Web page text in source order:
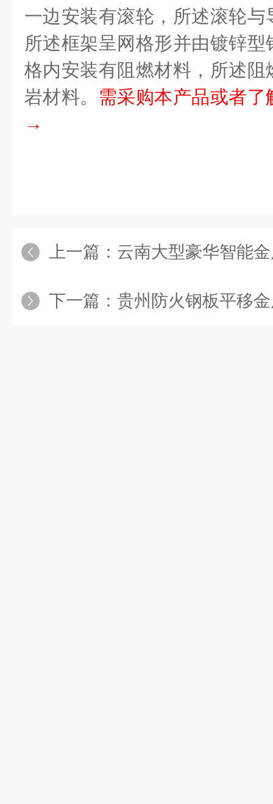
一边安装有滚轮，所述滚轮
所述框架呈网格形并由镀锌
格内安装有阻燃材料，所述
岩材料。 需采购本产品或者
→
上一篇： 云南大型豪华智能
下一篇： 贵州防火钢板平移